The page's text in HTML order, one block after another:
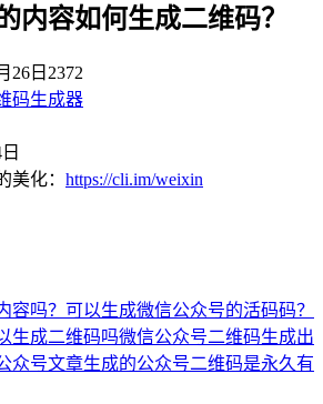
内容如何生成二维码？
26日 2372
码生成器
美化： https://cli.im/weixin
容吗？ 可以生成微信公众号的活码码？
生成二维码吗微信公众号二维码生成出
众号文章生成的公众号二维码是永久有